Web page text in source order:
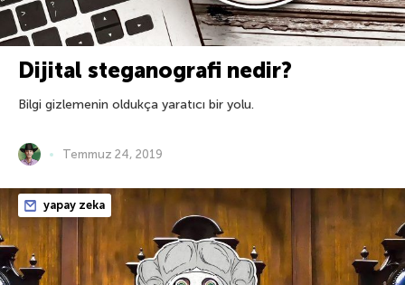
Dijital steganografi nedir?
Bilgi gizlemenin oldukça yaratıcı bir yolu.
Temmuz 24, 2019
yapay zeka